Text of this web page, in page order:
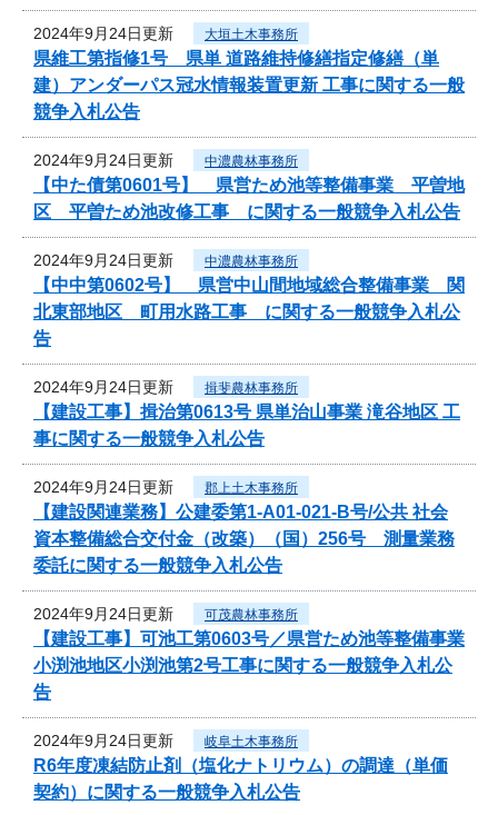
2024年9月24日更新 大垣土木事務所
県維工第指修1号 県単 道路維持修繕指定修繕（単
建）アンダーパス冠水情報装置更新 工事に関する一般
競争入札公告
2024年9月24日更新 中濃農林事務所
【中た債第0601号】 県営ため池等整備事業 平曽地
区 平曽ため池改修工事 に関する一般競争入札公告
2024年9月24日更新 中濃農林事務所
【中中第0602号】 県営中山間地域総合整備事業 関
北東部地区 町用水路工事 に関する一般競争入札公
告
2024年9月24日更新 揖斐農林事務所
【建設工事】揖治第0613号 県単治山事業 滝谷地区 工
事に関する一般競争入札公告
2024年9月24日更新 郡上土木事務所
【建設関連業務】公建委第1-A01-021-B号/公共 社会
資本整備総合交付金（改築）（国）256号 測量業務
委託に関する一般競争入札公告
2024年9月24日更新 可茂農林事務所
【建設工事】可池工第0603号／県営ため池等整備事業
小渕池地区小渕池第2号工事に関する一般競争入札公
告
2024年9月24日更新 岐阜土木事務所
R6年度凍結防止剤（塩化ナトリウム）の調達（単価
契約）に関する一般競争入札公告